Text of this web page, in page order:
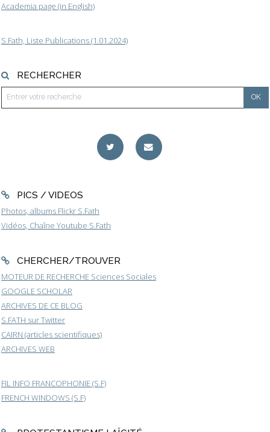
Academia page (in English)
S.Fath, Liste Publications (1.01.2024)
RECHERCHER
PICS / VIDEOS
Photos, albums Flickr S.Fath
Vidéos, Chaîne Youtube S.Fath
CHERCHER/TROUVER
MOTEUR DE RECHERCHE Sciences Sociales
GOOGLE SCHOLAR
ARCHIVES DE CE BLOG
S.FATH sur Twitter
CAIRN (articles scientifiques)
ARCHIVES WEB
FIL INFO FRANCOPHONIE (S.F)
FRENCH WINDOWS (S.F)